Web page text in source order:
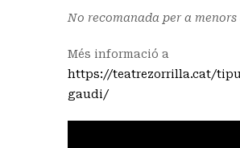
No recomanada per a menors
Més informació a
https://teatrezorrilla.cat/
gaudi/